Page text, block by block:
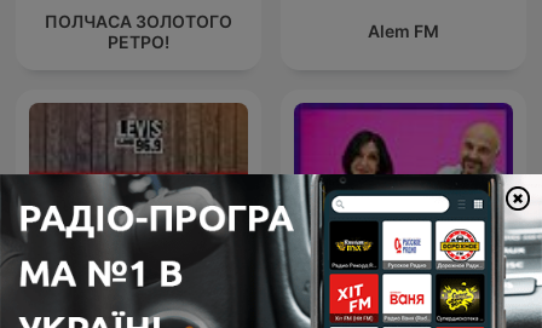
ПОЛЧАСА ЗОЛОТОГО
РЕТРО!
Alem FM